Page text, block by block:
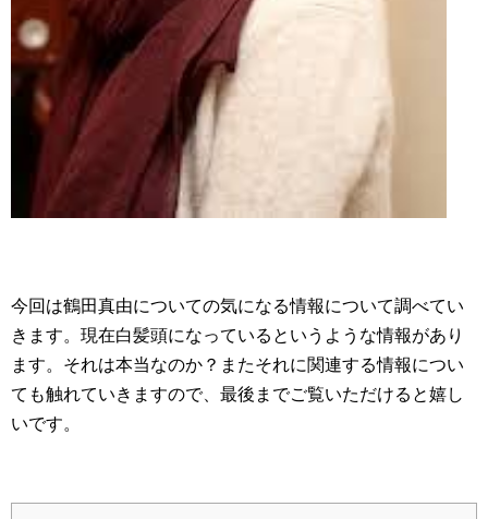
今回は鶴田真由についての気になる情報について調べてい
きます。現在白髪頭になっているというような情報があり
ます。それは本当なのか？またそれに関連する情報につい
ても触れていきますので、最後までご覧いただけると嬉し
いです。